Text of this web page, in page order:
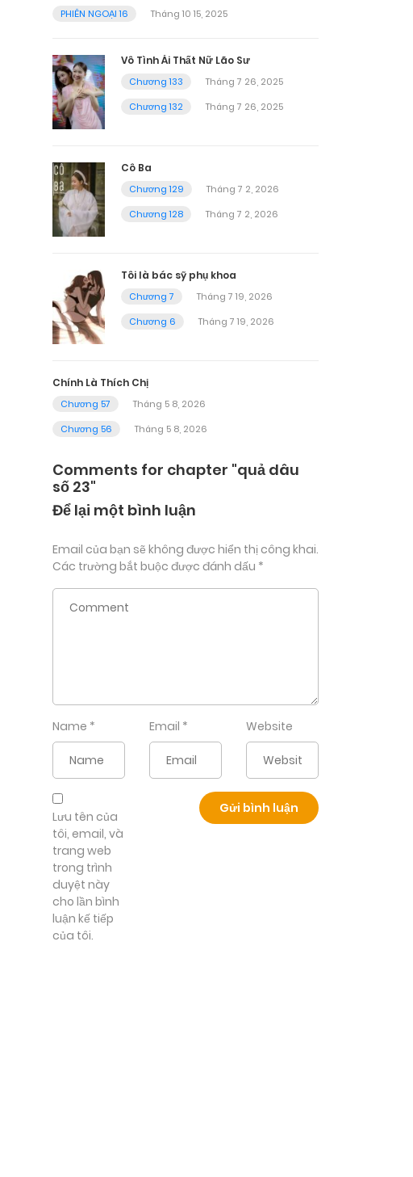
PHIÊN NGOẠI 16
Tháng 10 15, 2025
Vô Tình Ái Thất Nữ Lão Sư
Chương 133
Tháng 7 26, 2025
Chương 132
Tháng 7 26, 2025
Cô Ba
Chương 129
Tháng 7 2, 2026
Chương 128
Tháng 7 2, 2026
Tôi là bác sỹ phụ khoa
Chương 7
Tháng 7 19, 2026
Chương 6
Tháng 7 19, 2026
Chính Là Thích Chị
Chương 57
Tháng 5 8, 2026
Chương 56
Tháng 5 8, 2026
Comments for chapter "quả dâu
số 23"
Để lại một bình luận
Email của bạn sẽ không được hiển thị công khai.
Các trường bắt buộc được đánh dấu *
Name * Email * Website
Lưu tên của
tôi, email, và
trang web
trong trình
duyệt này
cho lần bình
luận kế tiếp
của tôi.